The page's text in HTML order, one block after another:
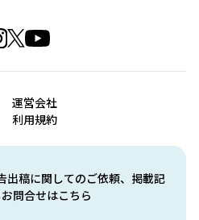
出稿に関してのご依頼、掲載記
問合せはこちら
運営会社
利用規約